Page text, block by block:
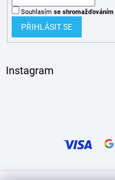
Souhlasím se shromažďováním
PŘIHLÁSIT SE
Instagram